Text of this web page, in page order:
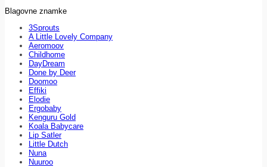
Blagovne znamke
3Sprouts
A Little Lovely Company
Aeromoov
Childhome
DayDream
Done by Deer
Doomoo
Effiki
Elodie
Ergobaby
Kenguru Gold
Koala Babycare
Lip Satler
Little Dutch
Nuna
Nuuroo